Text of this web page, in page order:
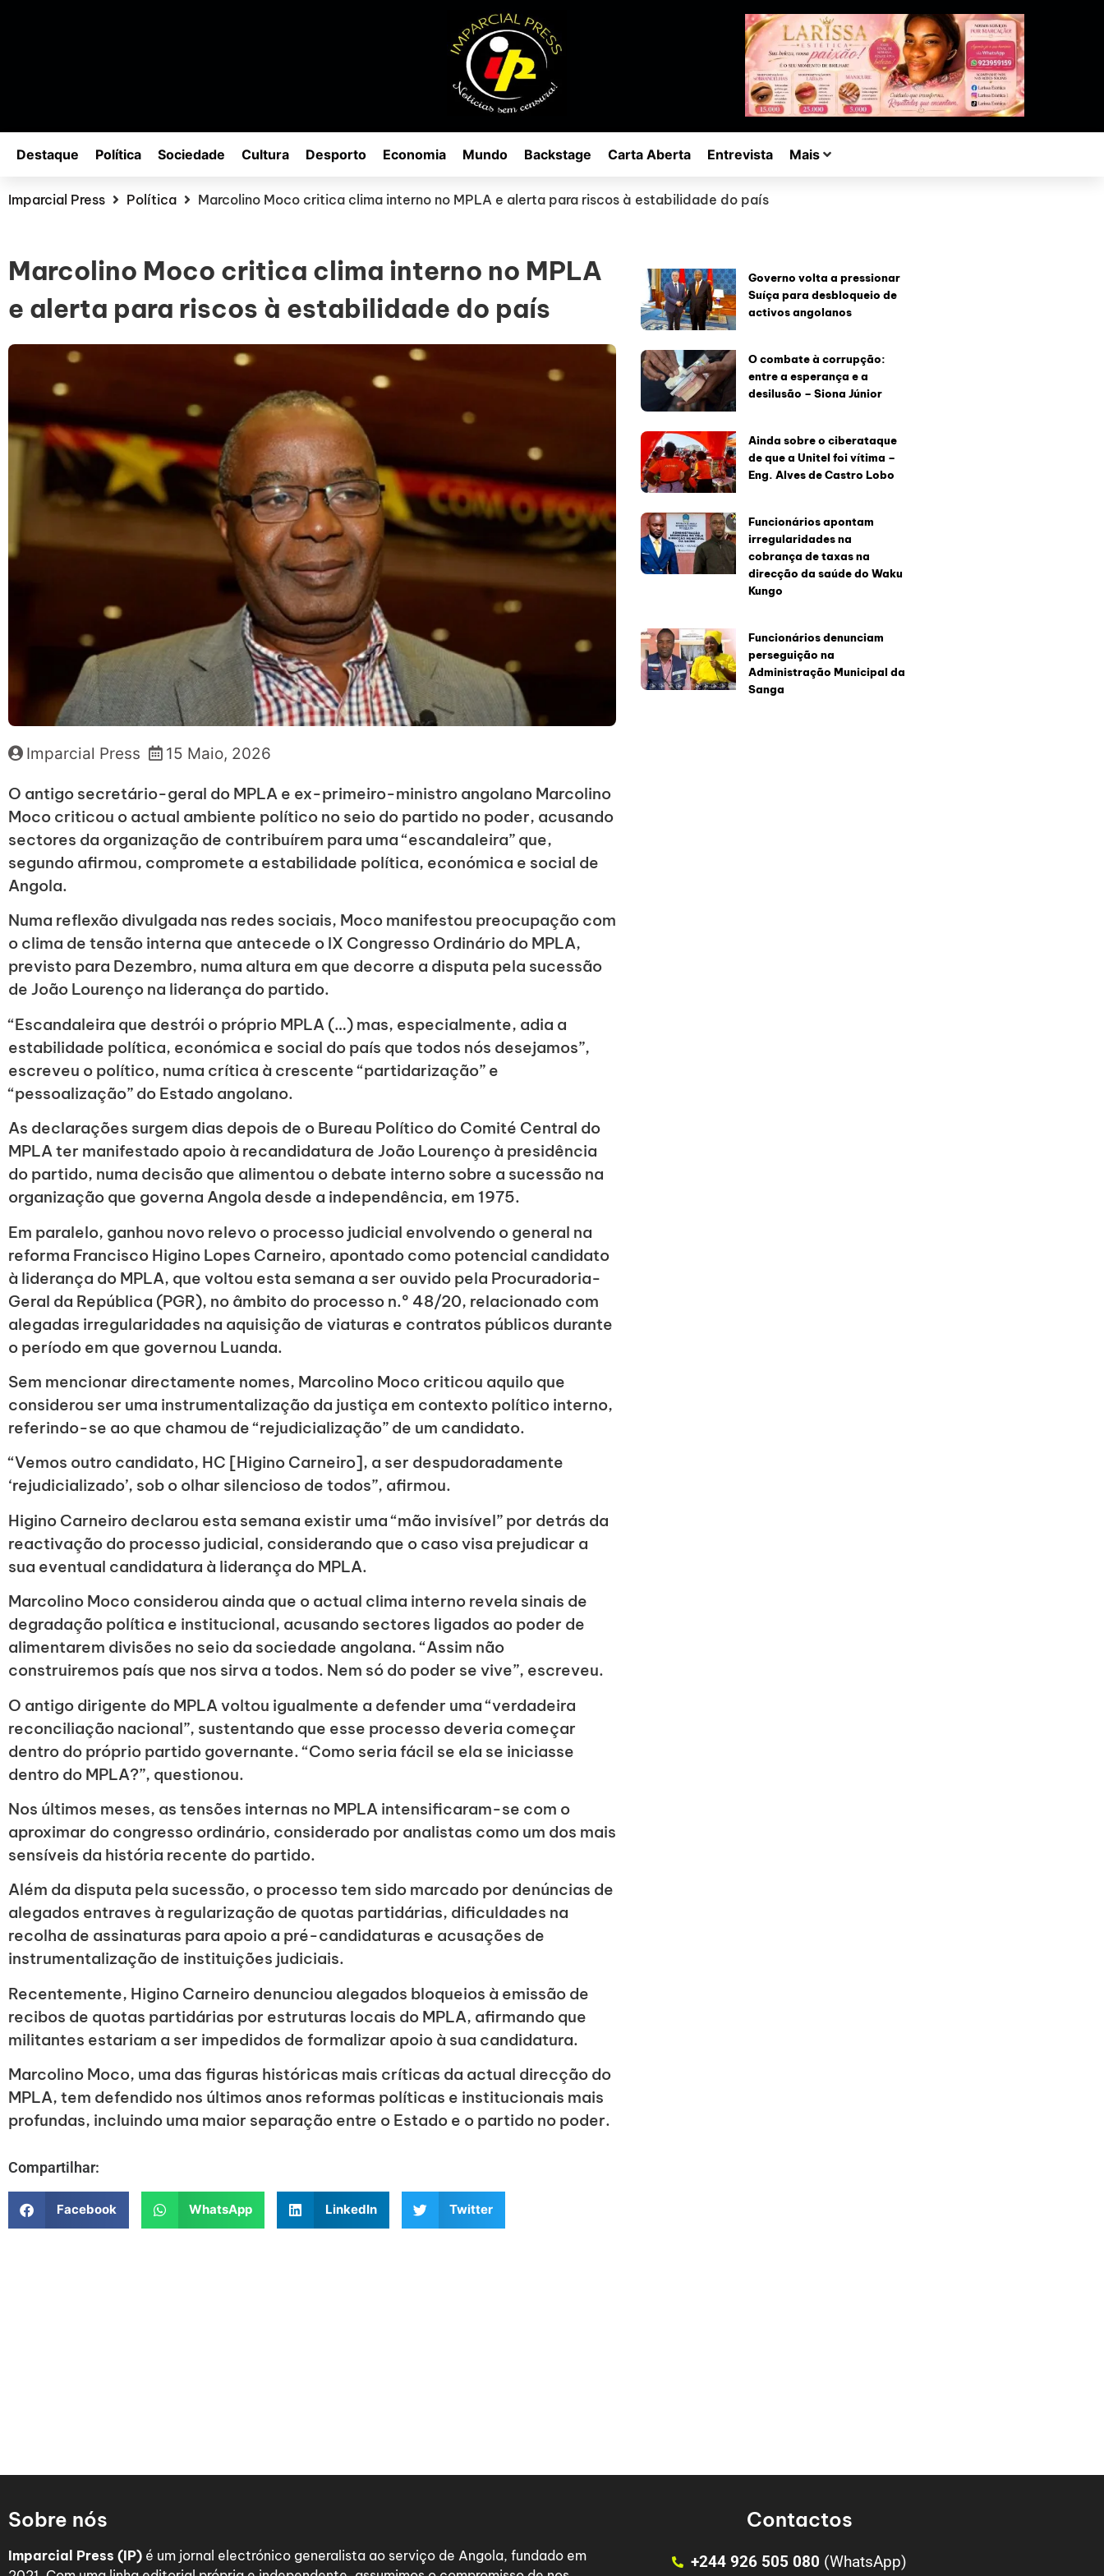
Destaque Política Sociedade Cultura Desporto Economia Mundo Backstage Carta Aberta Entrevista Mais
Imparcial Press Política Marcolino Moco critica clima interno no MPLA e alerta para riscos à estabilidade do país
Marcolino Moco critica clima interno no MPLA
e alerta para riscos à estabilidade do país
Imparcial Press 15 Maio, 2026
O antigo secretário-geral do MPLA e ex-primeiro-ministro angolano Marcolino
Moco criticou o actual ambiente político no seio do partido no poder, acusando
sectores da organização de contribuírem para uma “escandaleira” que,
segundo afirmou, compromete a estabilidade política, económica e social de
Angola.
Numa reflexão divulgada nas redes sociais, Moco manifestou preocupação com
o clima de tensão interna que antecede o IX Congresso Ordinário do MPLA,
previsto para Dezembro, numa altura em que decorre a disputa pela sucessão
de João Lourenço na liderança do partido.
“Escandaleira que destrói o próprio MPLA (…) mas, especialmente, adia a
estabilidade política, económica e social do país que todos nós desejamos”,
escreveu o político, numa crítica à crescente “partidarização” e
“pessoalização” do Estado angolano.
As declarações surgem dias depois de o Bureau Político do Comité Central do
MPLA ter manifestado apoio à recandidatura de João Lourenço à presidência
do partido, numa decisão que alimentou o debate interno sobre a sucessão na
organização que governa Angola desde a independência, em 1975.
Em paralelo, ganhou novo relevo o processo judicial envolvendo o general na
reforma Francisco Higino Lopes Carneiro, apontado como potencial candidato
à liderança do MPLA, que voltou esta semana a ser ouvido pela Procuradoria-
Geral da República (PGR), no âmbito do processo n.º 48/20, relacionado com
alegadas irregularidades na aquisição de viaturas e contratos públicos durante
o período em que governou Luanda.
Sem mencionar directamente nomes, Marcolino Moco criticou aquilo que
considerou ser uma instrumentalização da justiça em contexto político interno,
referindo-se ao que chamou de “rejudicialização” de um candidato.
“Vemos outro candidato, HC [Higino Carneiro], a ser despudoradamente
‘rejudicializado’, sob o olhar silencioso de todos”, afirmou.
Higino Carneiro declarou esta semana existir uma “mão invisível” por detrás da
reactivação do processo judicial, considerando que o caso visa prejudicar a
sua eventual candidatura à liderança do MPLA.
Marcolino Moco considerou ainda que o actual clima interno revela sinais de
degradação política e institucional, acusando sectores ligados ao poder de
alimentarem divisões no seio da sociedade angolana. “Assim não
construiremos país que nos sirva a todos. Nem só do poder se vive”, escreveu.
O antigo dirigente do MPLA voltou igualmente a defender uma “verdadeira
reconciliação nacional”, sustentando que esse processo deveria começar
dentro do próprio partido governante. “Como seria fácil se ela se iniciasse
dentro do MPLA?”, questionou.
Nos últimos meses, as tensões internas no MPLA intensificaram-se com o
aproximar do congresso ordinário, considerado por analistas como um dos mais
sensíveis da história recente do partido.
Além da disputa pela sucessão, o processo tem sido marcado por denúncias de
alegados entraves à regularização de quotas partidárias, dificuldades na
recolha de assinaturas para apoio a pré-candidaturas e acusações de
instrumentalização de instituições judiciais.
Recentemente, Higino Carneiro denunciou alegados bloqueios à emissão de
recibos de quotas partidárias por estruturas locais do MPLA, afirmando que
militantes estariam a ser impedidos de formalizar apoio à sua candidatura.
Marcolino Moco, uma das figuras históricas mais críticas da actual direcção do
MPLA, tem defendido nos últimos anos reformas políticas e institucionais mais
profundas, incluindo uma maior separação entre o Estado e o partido no poder.
Compartilhar:
Facebook WhatsApp LinkedIn Twitter
Governo volta a pressionar
Suíça para desbloqueio de
activos angolanos
O combate à corrupção:
entre a esperança e a
desilusão – Siona Júnior
Ainda sobre o ciberataque
de que a Unitel foi vítima –
Eng. Alves de Castro Lobo
Funcionários apontam
irregularidades na
cobrança de taxas na
direcção da saúde do Waku
Kungo
Funcionários denunciam
perseguição na
Administração Municipal da
Sanga
Sobre nós
Imparcial Press (IP) é um jornal electrónico generalista ao serviço de Angola, fundado em
Contactos
+244 926 505 080 (WhatsApp)